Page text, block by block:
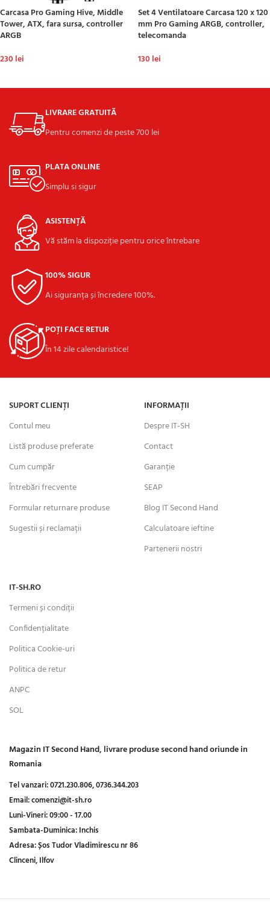
Carcasa Pro Gaming Hive, Middle
Tower, ATX, fara sursa, controller
ARGB
230 lei
Set 4 Ventilatoare Carcasa 120 x 120
mm Pro Gaming ARGB, controller,
telecomanda
130 lei
LIVRARE GRATUITĂ
Pentru comenzi de peste 700 lei
PLATA ONLINE
Simplu si sigur
ASISTENȚĂ
Vă stăm la dispoziție pentru orice întrebare
100% SIGUR
Ai siguranța și încredere 100%.
POȚI FACE RETUR
În 14 zile calendaristice!
SUPORT CLIENȚI
Contul meu
Listă produse preferate
Cum cumpăr
Întrebări frecvente
Formular returnare produse
Sugestii și reclamații
INFORMAȚII
Despre IT-SH
Contact
Garanție
SEAP
Blog IT Second Hand
Calculatoare ieftine
Partenerii nostri
IT-SH.RO
Termeni și condiții
Confidențialitate
Politica Cookie-uri
Politica de retur
ANPC
SOL
Magazin IT Second Hand, livrare produse second hand oriunde in
Romania
Tel vanzari:0721.230.806,0736.344.203
Email:comenzi@it-sh.ro
Luni-Vineri:09:00 - 17.00
Sambata-Duminica:Inchis
Adresa:Șos Tudor Vladimirescu nr 86
Clinceni, Ilfov